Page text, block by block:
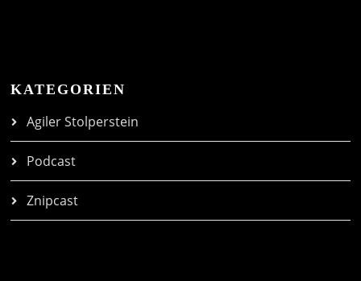
KATEGORIEN
Agiler Stolperstein
Podcast
Znipcast